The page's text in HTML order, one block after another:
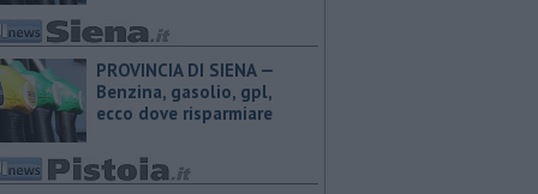
PROVINCIA DI SIENA — ​
Benzina, gasolio, gpl,
ecco dove risparmiare